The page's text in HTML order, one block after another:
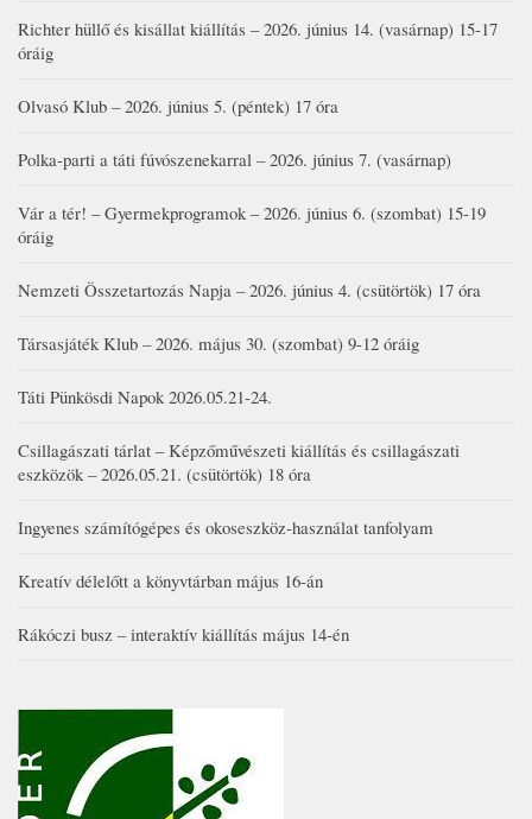
Richter hüllő és kisállat kiállítás – 2026. június 14. (vasárnap) 15-17
óráig
Olvasó Klub – 2026. június 5. (péntek) 17 óra
Polka-parti a táti fúvószenekarral – 2026. június 7. (vasárnap)
Vár a tér! – Gyermekprogramok – 2026. június 6. (szombat) 15-19
óráig
Nemzeti Összetartozás Napja – 2026. június 4. (csütörtök) 17 óra
Társasjáték Klub – 2026. május 30. (szombat) 9-12 óráig
Táti Pünkösdi Napok 2026.05.21-24.
Csillagászati tárlat – Képzőművészeti kiállítás és csillagászati
eszközök – 2026.05.21. (csütörtök) 18 óra
Ingyenes számítógépes és okoseszköz-használat tanfolyam
Kreatív délelőtt a könyvtárban május 16-án
Rákóczi busz – interaktív kiállítás május 14-én